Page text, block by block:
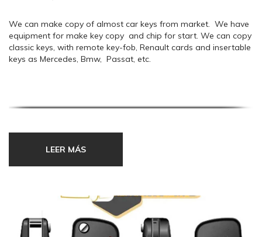
We can make copy of almost car keys from market. We have
equipment for make key copy and chip for start. We can copy
classic keys, with remote key-fob, Renault cards and insertable
keys as Mercedes, Bmw, Passat, etc.
Transponder is a kind of mechanism using in telecoms.
spacial connection in order to arrange the signal from
entering/outgoing satellite to equipments frequency in
baseband.
LEER MÁS